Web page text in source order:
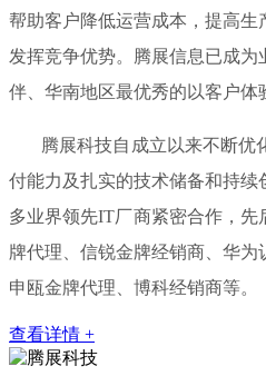
帮助客户降低运营成本，提高生
发挥竞争优势。腾展信息已成为
伴、华南地区最优秀的以客户体
腾展科技自成立以来不断优
付能力及扎实的技术储备和持
多业界领先IT厂商紧密合作，先
牌代理、信锐金牌经销商、华为
申瓯金牌代理、博科经销商等。
查看详情 +